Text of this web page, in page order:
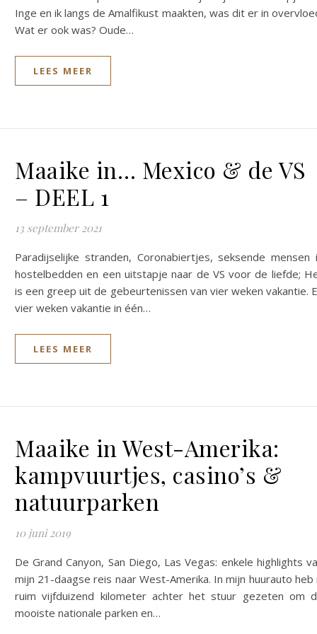
Inge en ik langs de Amalfikust maakten, was dit er in
Wat er ook was? Oude…
LEES MEER
Maaike in… Mexico & de VS
– DEEL 1
13 september 2021
Paradijselijke stranden, Coronabiertjes, seksende mensen
hostelbedden en een uitstapje naar de VS voor de liefde;
is een greep uit de gebeurtenissen van vier weken vakantie.
vier weken vakantie in één…
LEES MEER
Maaike in West-Amerika:
kampvuurtjes, casino’s &
natuurparken
10 juni 2019
De Grand Canyon, San Diego, Las Vegas: enkele highlights
mijn 21-daagse reis naar West-Amerika. In mijn huurauto heb
ruim vijfduizend kilometer achter het stuur gezeten om
mooiste nationale parken en…